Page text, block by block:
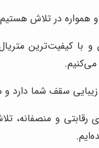
همواره در تلاش
و با کیفیت‌ترین
زیبایی سقف شما
رقابتی و